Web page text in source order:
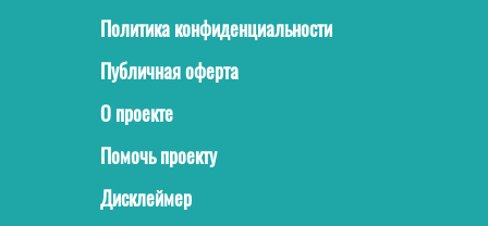
Политика конфиденциальности
Публичная оферта
О проекте
Помочь проекту
Дисклеймер